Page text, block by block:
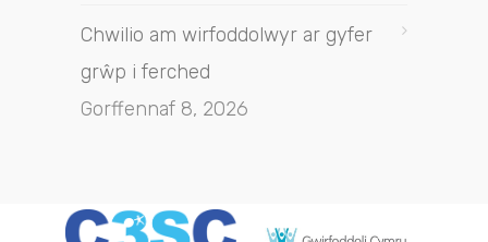
Chwilio am wirfoddolwyr ar gyfer
grŵp i ferched
Gorffennaf 8, 2026